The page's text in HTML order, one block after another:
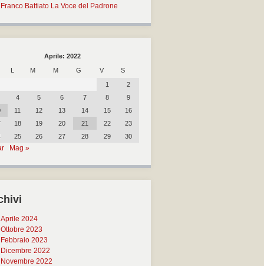
Franco Battiato La Voce del Padrone
Aprile: 2022
L M M G V
S
1
2
4 5 6 7 8
9
11 12 13 14 15
16
18 19 20 21 22
23
25 26 27 28 29 30
Mag »
Aprile 2024
Ottobre 2023
Febbraio 2023
Dicembre 2022
Novembre 2022